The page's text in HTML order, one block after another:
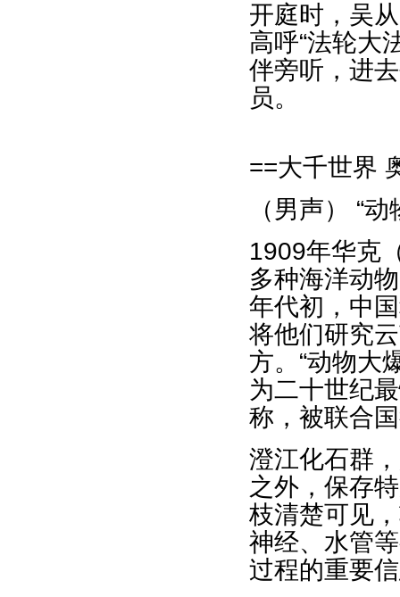
开庭时，吴
高呼“法轮大
伴旁听，进
员。
==大千世界
（男声） “
1909年华克
多种海洋动
年代初，中
将他们研究
方。“动物大
为二十世纪
称，被联合
澄江化石群
之外，保存
枝清楚可见
神经、水管
过程的重要